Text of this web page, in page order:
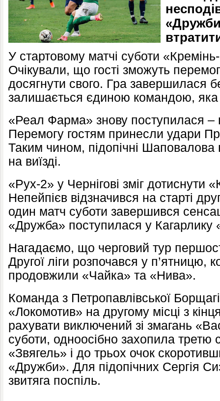
У стартовому матчі суботи
Очікували, що гості зможуть
досягнути свого. Гра завершилася
залишається єдиною командою,
«Реал Фарма» знову поступилася –
Перемогу гостям принесли удари
Таким чином, підопічні Шаповалова
на виїзді.
«Рух-2» у Чернігові зміг дотиснути
Непейпієв відзначився на старті
один матч суботи завершився
«Дружба» поступилася у Кагарлику
Нагадаємо, що черговий тур
Другої ліги розпочався у п’ятницю,
продовжили «Чайка» та «Нива».
Команда з Петропавлівської
«Локомотив» на другому місці з
рахувати виключений зі змагань
суботи, одноосібно захопила
«Звягель» і до трьох очок
«Дружби». Для підопічних Сергія
звитяга поспіль.